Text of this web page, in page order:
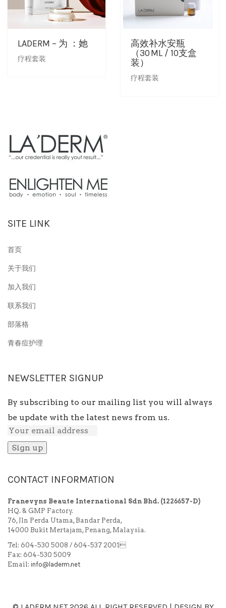
LADERM – 为 ：她
疗程套装
高效补水安瓶
（30 ML / 10支盒
装）
疗程套装
SITE LINK
首页
关于我们
加入我们
联系我们
部落格
青春痘护理
NEWSLETTER SIGNUP
By subscribing to our mailing list you will always
be update with the latest news from us.
CONTACT INFORMATION
Franevyns Beaute International Sdn Bhd. (1226657-D)
HQ. & GMP Factory.
76, Jln Perda Utama, Bandar Perda,
14000 Bukit Mertajam, Penang, Malaysia.
Tel: 604-530 5008 / 604-537 2001
Fax: 604-530 5009
Email: info@laderm.net